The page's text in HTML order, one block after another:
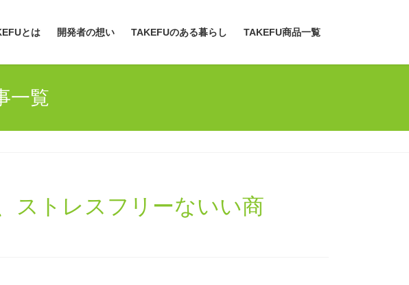
とは 開発者の想い TAKEFUのある暮らし TAKEFU商品一覧
一覧
ストレスフリーないい商